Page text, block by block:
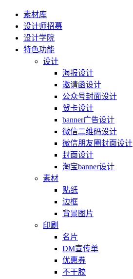
素材库
设计师招募
设计学院
特色功能
设计
海报设计
邀请函设计
公众号封面设计
贺卡设计
banner广告设计
微信二维码设计
微信朋友圈封面设计
封面设计
淘宝banner设计
素材
贴纸
边框
背景图片
印刷
名片
DM宣传单
优惠券
不干胶